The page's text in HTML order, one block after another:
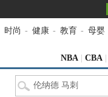
时尚 - 健康 - 教育 - 母婴
NBA CBA